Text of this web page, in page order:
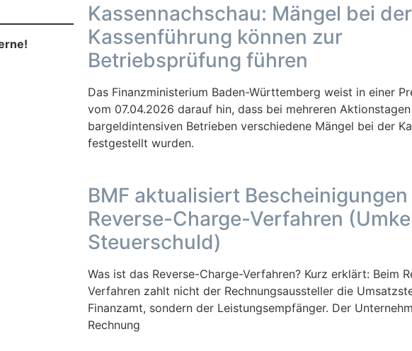
Kassennachschau: Mängel bei der
Kassenführung können zur
Betriebsprüfung führen
Das Finanzministerium Baden-Württemberg weist in einer
vom 07.04.2026 darauf hin, dass bei mehreren
bargeldintensiven Betrieben verschiedene Mängel bei der
festgestellt wurden.
BMF aktualisiert
Reverse-Charge-Verfahren
Steuerschuld)
Was ist das Reverse-Charge-Verfahren? Kurz erklärt: Beim
Verfahren zahlt nicht der Rechnungsaussteller die
Finanzamt, sondern der Leistungsempfänger. Der
Rechnung